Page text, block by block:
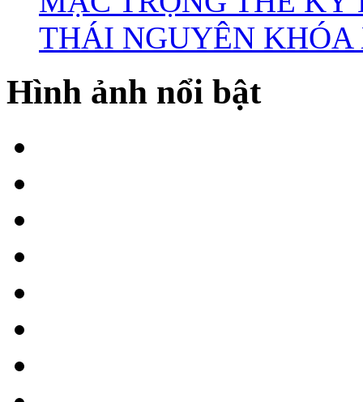
THÁI NGUYÊN KHÓA
Hình ảnh nổi bật